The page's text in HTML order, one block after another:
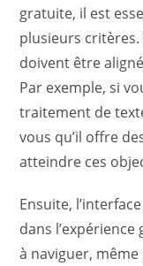
gratuite, il est
plusieurs
doivent être
Par exemple, si
traitement de
vous qu’il offre
atteindre ces
Ensuite,
dans
à naviguer,